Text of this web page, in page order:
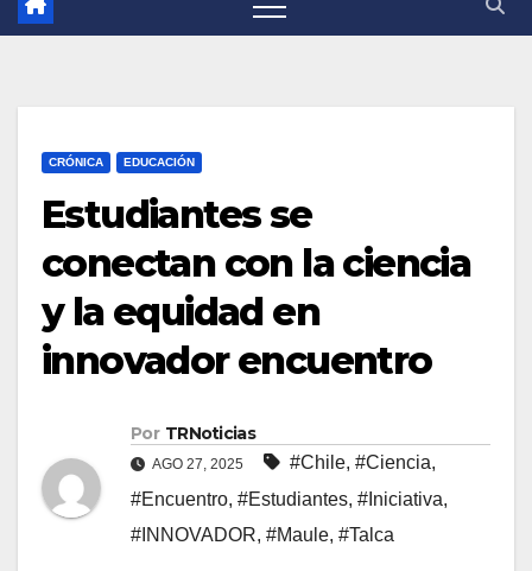
CRÓNICA EDUCACIÓN
Estudiantes se
conectan con la ciencia
y la equidad en
innovador encuentro
Por TRNoticias
AGO 27, 2025 #Chile, #Ciencia,
#Encuentro, #Estudiantes, #Iniciativa,
#INNOVADOR, #Maule, #Talca